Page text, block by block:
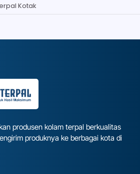
Kotak
produsen kolam terpal berkualitas
produknya ke berbagai kota di